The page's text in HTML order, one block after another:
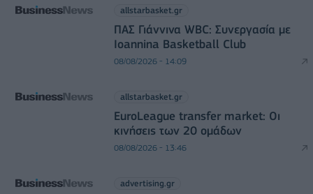
allstarbasket.gr
ΠΑΣ Γιάννινα WBC: Συνεργασία με
Ioannina Basketball Club
08/08/2026 - 14:09
allstarbasket.gr
EuroLeague transfer market: Οι
κινήσεις των 20 ομάδων
08/08/2026 - 13:46
advertising.gr